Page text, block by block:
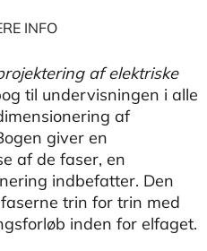
INFO
af elektriske
til undervisningen i alle
af
giver en
af de faser, en
indbefatter. Den
trin for trin med
inden for elfaget.